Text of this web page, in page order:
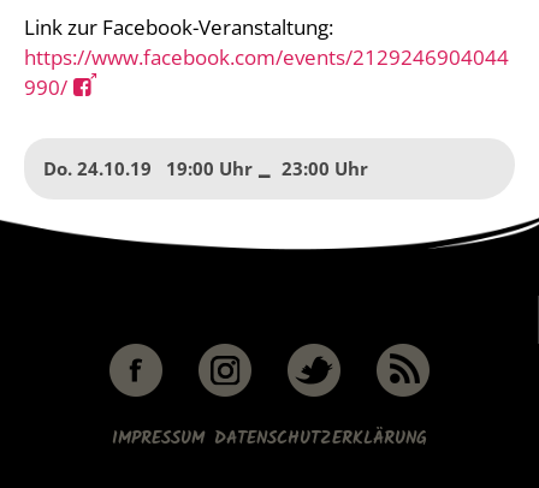
Link zur Facebook-Veranstaltung:
https://www.facebook.com/events/2129246904044
990/
Do. 24.10.19 19:00 23:00
IMPRESSUM DATENSCHUTZERKLÄRUNG